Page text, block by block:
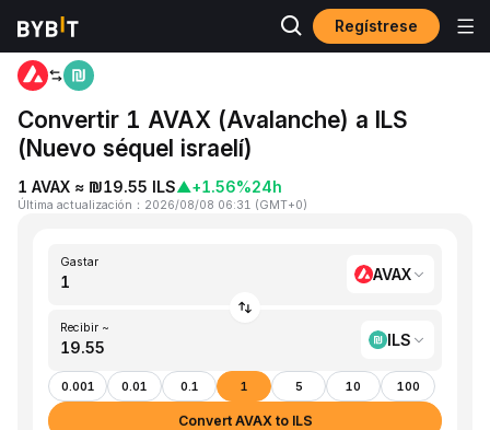
Regístrese
Inicio AVAX to ILS
Convertir 1 AVAX (Avalanche) a ILS
(Nuevo séquel israelí)
1 AVAX ≈ ₪19.55 ILS▲+1.56%24h
Última actualización ： 2026/08/08 06:31 (GMT+0)
Gastar
AVAX
Recibir ~
ILS
0.001 0.01 0.1 1 5 10 100
Convert AVAX to ILS